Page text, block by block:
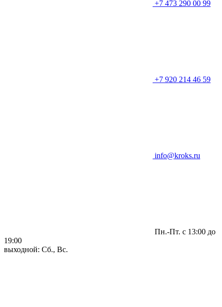
+7 473 290 00 99
+7 920 214 46 59
info@kroks.ru
Пн.-Пт. с 13:00 до
19:00
выходной: Сб., Вс.